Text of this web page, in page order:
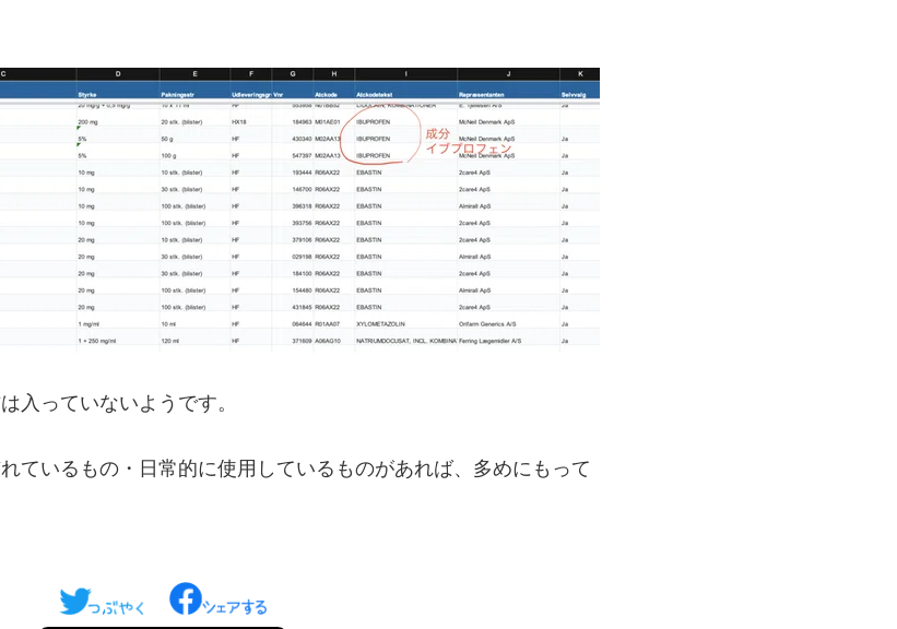
入っていないようです。
ているもの・日常的に使用しているものがあれば、多めにもって